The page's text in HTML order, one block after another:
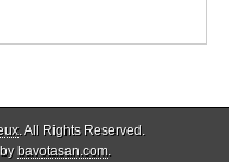
. All Rights Reserved.
bavotasan.com